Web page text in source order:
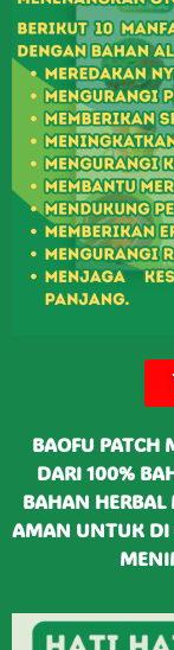
BAOFU PATCH
DARI 100%
BAHAN
AMAN UNTUK DI